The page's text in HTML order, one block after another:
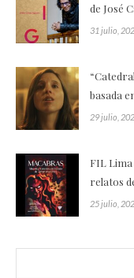
de José
31 julio,
basada
29 julio,
FIL
relatos
25 julio,